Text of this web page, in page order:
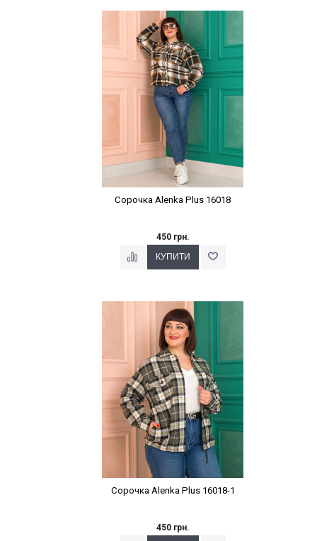
Сорочка Alenka Plus 16018
450 грн.
Сорочка Alenka Plus 16018-1
450 грн.